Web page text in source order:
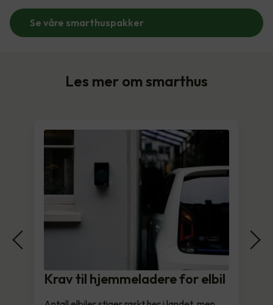
Se våre smarthuspakker
Les mer om smarthus
Krav til hjemmeladere for elbil